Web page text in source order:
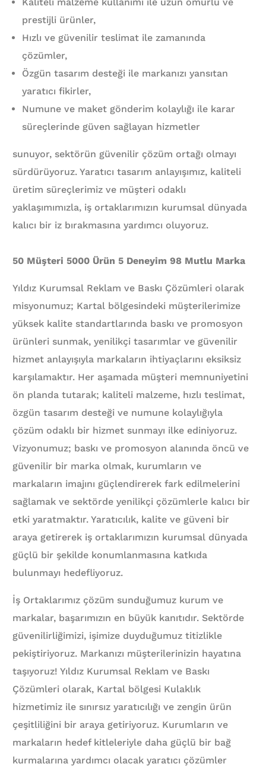
Kaliteli malzeme kullanımı ile uzun ömürlü ve
prestijli ürünler,
Hızlı ve güvenilir teslimat ile zamanında
çözümler,
Özgün tasarım desteği ile markanızı yansıtan
yaratıcı fikirler,
Numune ve maket gönderim kolaylığı ile karar
süreçlerinde güven sağlayan hizmetler
sunuyor, sektörün güvenilir çözüm ortağı olmayı
sürdürüyoruz. Yaratıcı tasarım anlayışımız, kaliteli
üretim süreçlerimiz ve müşteri odaklı
yaklaşımımızla, iş ortaklarımızın kurumsal dünyada
kalıcı bir iz bırakmasına yardımcı oluyoruz.
50 Müşteri 5000 Ürün 5 Deneyim 98 Mutlu Marka
Yıldız Kurumsal Reklam ve Baskı Çözümleri olarak
misyonumuz; Kartal bölgesindeki müşterilerimize
yüksek kalite standartlarında baskı ve promosyon
ürünleri sunmak, yenilikçi tasarımlar ve güvenilir
hizmet anlayışıyla markaların ihtiyaçlarını eksiksiz
karşılamaktır. Her aşamada müşteri memnuniyetini
ön planda tutarak; kaliteli malzeme, hızlı teslimat,
özgün tasarım desteği ve numune kolaylığıyla
çözüm odaklı bir hizmet sunmayı ilke ediniyoruz.
Vizyonumuz; baskı ve promosyon alanında öncü ve
güvenilir bir marka olmak, kurumların ve
markaların imajını güçlendirerek fark edilmelerini
sağlamak ve sektörde yenilikçi çözümlerle kalıcı bir
etki yaratmaktır. Yaratıcılık, kalite ve güveni bir
araya getirerek iş ortaklarımızın kurumsal dünyada
güçlü bir şekilde konumlanmasına katkıda
bulunmayı hedefliyoruz.
İş Ortaklarımız çözüm sunduğumuz kurum ve
markalar, başarımızın en büyük kanıtıdır. Sektörde
güvenilirliğimizi, işimize duyduğumuz titizlikle
pekiştiriyoruz. Markanızı müşterilerinizin hayatına
taşıyoruz! Yıldız Kurumsal Reklam ve Baskı
Çözümleri olarak, Kartal bölgesi Kulaklık
hizmetimiz ile sınırsız yaratıcılığı ve zengin ürün
çeşitliliğini bir araya getiriyoruz. Kurumların ve
markaların hedef kitleleriyle daha güçlü bir bağ
kurmalarına yardımcı olacak yaratıcı çözümler